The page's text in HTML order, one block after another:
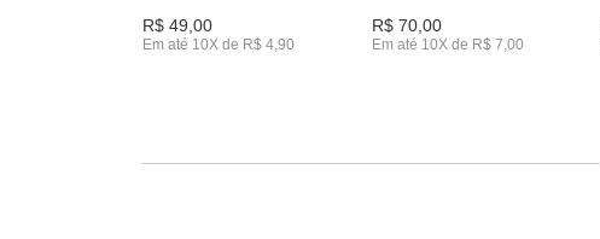
R$ 49,00
Em até 10X de R$ 4,90
R$ 70,00
Em até 10X de R$ 7,00